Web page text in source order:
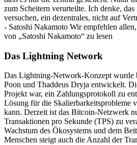
zum Scheitern verurteilte. Ich denke,
versuchen, ein dezentrales, nicht auf
- Satoshi Nakamoto Wir empfehlen
von „Satoshi Nakamoto“ zu lesen
Das Lightning Network
Das Lightning-Network-Konzept wurde
Poon und Thaddeus Dryja entwickelt.
Projekt war, ein Zahlungsprotokoll zu
Lösung für die Skalierbarkeitsprobleme
kann. Derzeit ist das Bitcoin-Netzwerk
Transaktionen pro Sekunde (TPS) zu
Wachstum des Ökosystems und dem
Menschen steigt auch die Anzahl der